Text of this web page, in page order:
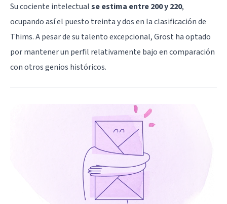
Su cociente intelectualse estima entre 200 y 220,
ocupando así el puesto treinta y dos en la clasificación de
Thims. A pesar de su talento excepcional, Grost ha optado
por mantener un perfil relativamente bajo en comparación
con otros genios históricos.